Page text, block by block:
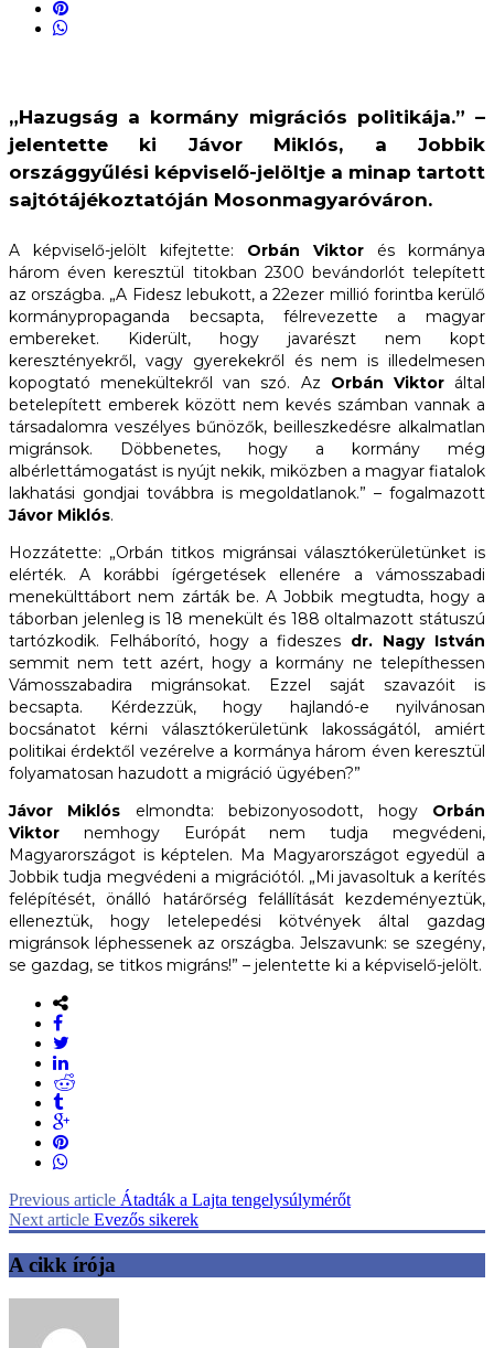
„Hazugság a kormány migrációs politikája.” –
jelentette ki Jávor Miklós, a Jobbik
országgyűlési képviselő-jelöltje a minap tartott
sajtótájékoztatóján Mosonmagyaróváron.
A képviselő-jelölt kifejtette: Orbán Viktor és kormánya
három éven keresztül titokban 2300 bevándorlót telepített
az országba. „A Fidesz lebukott, a 22ezer millió forintba kerülő
kormánypropaganda becsapta, félrevezette a magyar
embereket. Kiderült, hogy javarészt nem kopt
keresztényekről, vagy gyerekekről és nem is illedelmesen
kopogtató menekültekről van szó. Az Orbán Viktoráltal
betelepített emberek között nem kevés számban vannak a
társadalomra veszélyes bűnözők, beilleszkedésre alkalmatlan
migránsok. Döbbenetes, hogy a kormány még
albérlettámogatást is nyújt nekik, miközben a magyar fiatalok
lakhatási gondjai továbbra is megoldatlanok.” – fogalmazott
Jávor Miklós.
Hozzátette: „Orbán titkos migránsai választókerületünket is
elérték. A korábbi ígérgetések ellenére a vámosszabadi
menekülttábort nem zárták be. A Jobbik megtudta, hogy a
táborban jelenleg is 18 menekült és 188 oltalmazott státuszú
tartózkodik. Felháborító, hogy a fideszes dr. Nagy István
semmit nem tett azért, hogy a kormány ne telepíthessen
Vámosszabadira migránsokat. Ezzel saját szavazóit is
becsapta. Kérdezzük, hogy hajlandó-e nyilvánosan
bocsánatot kérni választókerületünk lakosságától, amiért
politikai érdektől vezérelve a kormánya három éven keresztül
folyamatosan hazudott a migráció ügyében?”
Jávor Miklós elmondta: bebizonyosodott, hogy Orbán
Viktor nemhogy Európát nem tudja megvédeni,
Magyarországot is képtelen. Ma Magyarországot egyedül a
Jobbik tudja megvédeni a migrációtól. „Mi javasoltuk a kerítés
felépítését, önálló határőrség felállítását kezdeményeztük,
elleneztük, hogy letelepedési kötvények által gazdag
migránsok léphessenek az országba. Jelszavunk: se szegény,
se gazdag, se titkos migráns!” – jelentette ki a képviselő-jelölt.
Previous article Átadták a Lajta tengelysúlymérőt
Next article Evezős sikerek
A cikk írója